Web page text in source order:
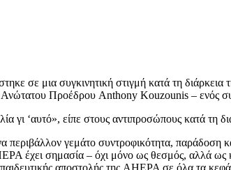
σε μια συγκινητική στιγμή κατά τη
Προέδρου Anthony Kouzounis – ενός
γι ‘αυτό», είπε στους αντιπροσώπους κατά τη
γεμάτο συντροφικότητα, παράδοση
έχει σημασία – όχι μόνο ως θεσμός, αλλά
αποστολής της AHEPA σε όλα τα